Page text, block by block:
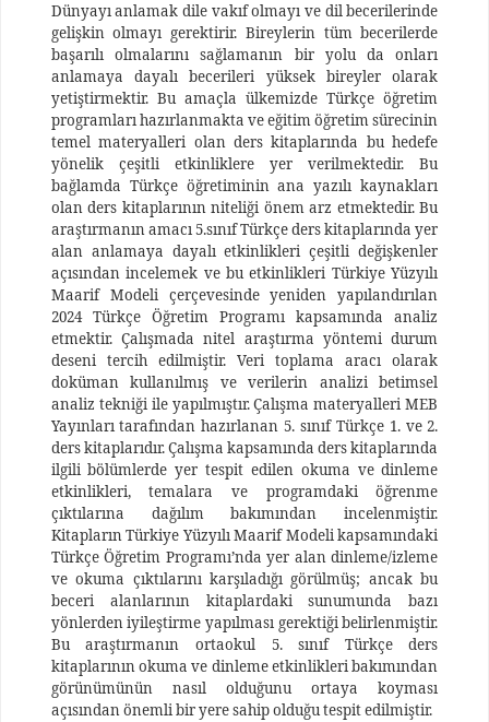
Dünyayı anlamak dile vakıf olmayı ve dil becerilerinde
gelişkin olmayı gerektirir. Bireylerin tüm becerilerde
başarılı olmalarını sağlamanın bir yolu da onları
anlamaya dayalı becerileri yüksek bireyler olarak
yetiştirmektir. Bu amaçla ülkemizde Türkçe öğretim
programları hazırlanmakta ve eğitim öğretim sürecinin
temel materyalleri olan ders kitaplarında bu hedefe
yönelik çeşitli etkinliklere yer verilmektedir. Bu
bağlamda Türkçe öğretiminin ana yazılı kaynakları
olan ders kitaplarının niteliği önem arz etmektedir. Bu
araştırmanın amacı 5.sınıf Türkçe ders kitaplarında yer
alan anlamaya dayalı etkinlikleri çeşitli değişkenler
açısından incelemek ve bu etkinlikleri Türkiye Yüzyılı
Maarif Modeli çerçevesinde yeniden yapılandırılan
2024 Türkçe Öğretim Programı kapsamında analiz
etmektir. Çalışmada nitel araştırma yöntemi durum
deseni tercih edilmiştir. Veri toplama aracı olarak
doküman kullanılmış ve verilerin analizi betimsel
analiz tekniği ile yapılmıştır. Çalışma materyalleri MEB
Yayınları tarafından hazırlanan 5. sınıf Türkçe 1. ve 2.
ders kitaplarıdır. Çalışma kapsamında ders kitaplarında
ilgili bölümlerde yer tespit edilen okuma ve dinleme
etkinlikleri, temalara ve programdaki öğrenme
çıktılarına dağılım bakımından incelenmiştir.
Kitapların Türkiye Yüzyılı Maarif Modeli kapsamındaki
Türkçe Öğretim Programı’nda yer alan dinleme/izleme
ve okuma çıktılarını karşıladığı görülmüş; ancak bu
beceri alanlarının kitaplardaki sunumunda bazı
yönlerden iyileştirme yapılması gerektiği belirlenmiştir.
Bu araştırmanın ortaokul 5. sınıf Türkçe ders
kitaplarının okuma ve dinleme etkinlikleri bakımından
görünümünün nasıl olduğunu ortaya koyması
açısından önemli bir yere sahip olduğu tespit edilmiştir.